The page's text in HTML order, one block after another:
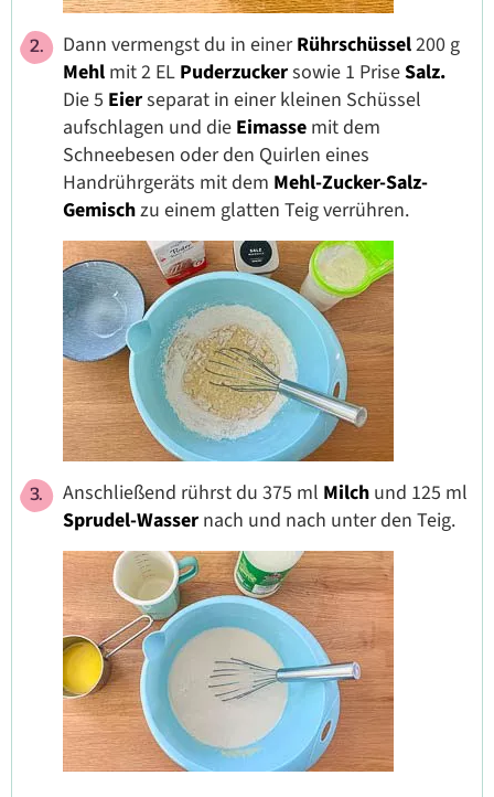
Dann vermengst du in einerRührschüssel200 g
Mehl mit 2 EL Puderzuckersowie 1 PriseSalz.
Die 5 Eierseparat in einer kleinen Schüssel
aufschlagen und die Eimasse mit dem
Schneebesen oder den Quirlen eines
Handrührgeräts mit dem Mehl-Zucker-Salz-
Gemischzu einem glatten Teig verrühren.
Anschließend rührst du 375 ml Milch und 125 ml
Sprudel-Wasser nach und nach unter den Teig.